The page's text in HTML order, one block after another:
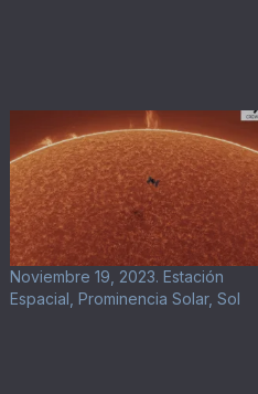
Noviembre 19, 2023. Estación
Espacial, Prominencia Solar, Sol